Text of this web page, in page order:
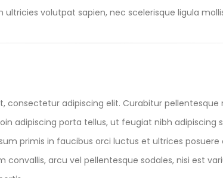
volutpat sapien, nec scelerisque ligula
consectetur adipiscing elit. Curabitur
adipiscing porta tellus, ut feugiat nibh
primis in faucibus orci luctus et ultrices posuere
convallis, arcu vel pellentesque sodales, nisi est